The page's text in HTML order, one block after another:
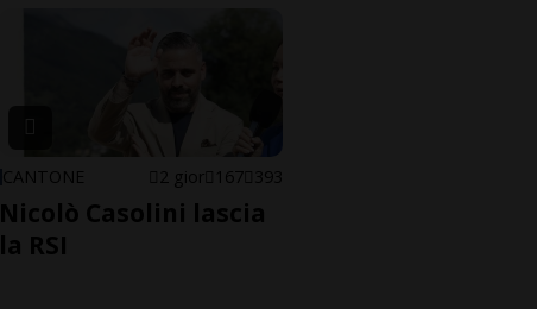
CANTONE 2 gior 167 393
Nicolò Casolini lascia
la RSI